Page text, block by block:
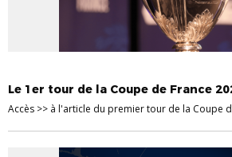
Le 1er tour de la Coupe de France
Accès >> à l'article du premier tour de la Coupe